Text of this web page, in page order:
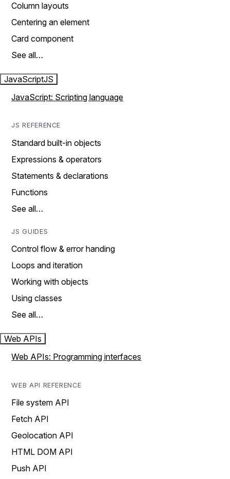
Column layouts
Centering an element
Card component
See all…
JavaScriptJS
JavaScript: Scripting language
JS REFERENCE
Standard built-in objects
Expressions & operators
Statements & declarations
Functions
See all…
JS GUIDES
Control flow & error handing
Loops and iteration
Working with objects
Using classes
See all…
Web APIs
Web APIs: Programming interfaces
WEB API REFERENCE
File system API
Fetch API
Geolocation API
HTML DOM API
Push API